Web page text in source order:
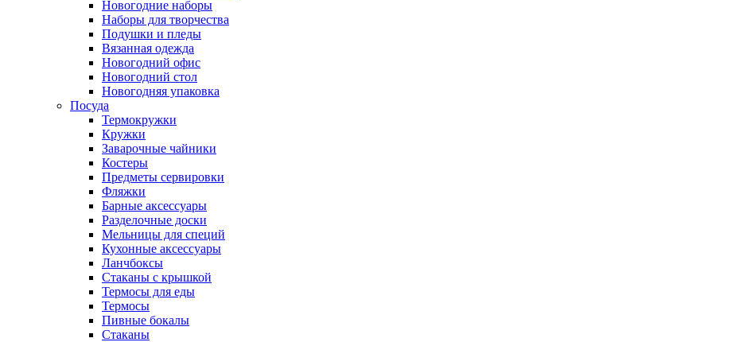
Новогодние наборы
Наборы для творчества
Подушки и пледы
Вязанная одежда
Новогодний офис
Новогодний стол
Новогодняя упаковка
Посуда
Термокружки
Кружки
Заварочные чайники
Костеры
Предметы сервировки
Фляжки
Барные аксессуары
Разделочные доски
Мельницы для специй
Кухонные аксессуары
Ланчбоксы
Стаканы с крышкой
Термосы для еды
Термосы
Пивные бокалы
Стаканы